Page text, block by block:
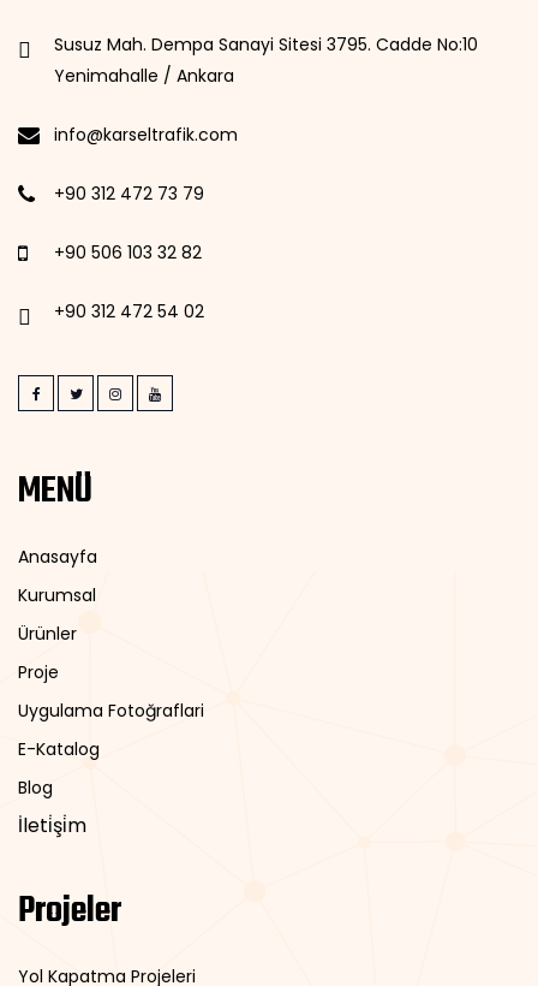
Susuz Mah. Dempa Sanayi Sitesi 3795. Cadde No:10
Yenimahalle / Ankara
info@karseltrafik.com
+90 312 472 73 79
+90 506 103 32 82
+90 312 472 54 02
MENÜ
Anasayfa
Kurumsal
Ürünler
Proje
Uygulama Fotoğraflari
E-Katalog
Blog
İleti̇şi̇m
Projeler
Yol Kapatma Projeleri